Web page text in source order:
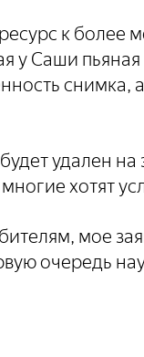
к более
у Саши
снимка,
удален
хотят
мое
очередь